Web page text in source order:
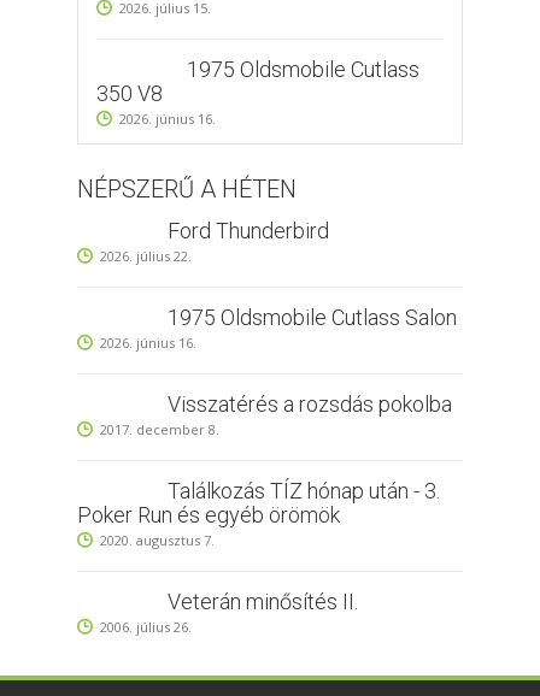
2026. július 15.
1975 Oldsmobile Cutlass
350 V8
2026. június 16.
NÉPSZERŰ A HÉTEN
Ford Thunderbird
2026. július 22.
1975 Oldsmobile Cutlass Salon
2026. június 16.
Visszatérés a rozsdás pokolba
2017. december 8.
Találkozás TÍZ hónap után - 3.
Poker Run és egyéb örömök
2020. augusztus 7.
Veterán minősítés II.
2006. július 26.